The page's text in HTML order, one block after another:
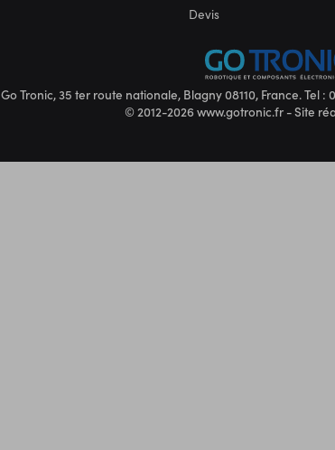
Devis
Go Tronic, 35 ter route nationale, Blagny 08110, France. Tel :
© 2012-2026 www.gotronic.fr - Site